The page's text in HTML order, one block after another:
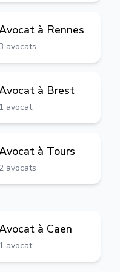
à Rennes
avocats
à Brest
1 avocat
à Tours
2 avocats
à Caen
1 avocat